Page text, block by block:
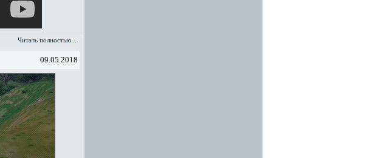
Читать полностью...
09.05.2018